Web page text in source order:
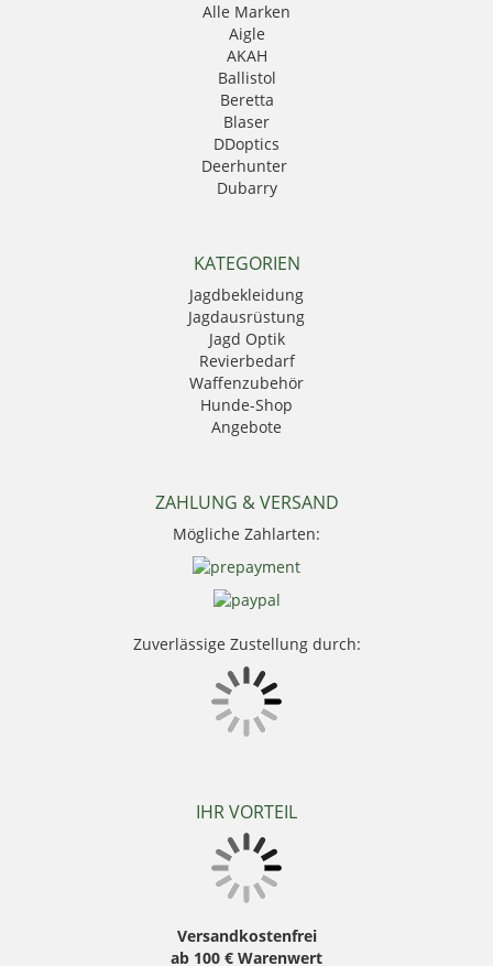
Alle Marken
Aigle
AKAH
Ballistol
Beretta
Blaser
DDoptics
Deerhunter
Dubarry
GPO
Härkila
HikMicro
Hubertus
Kahles
Krawattendackel
Leica
Mauser
Mjoelner Hunting
NRA Fud
Sauer
Seeland
Skogen
Stanley
Thermo Function
Weisskirchen Locker
Wildlutscher
KATEGORIEN
Jagdbekleidung
Jagdausrüstung
Jagd Optik
Revierbedarf
Waffenzubehör
Hunde-Shop
Angebote
ZAHLUNG & VERSAND
Mögliche Zahlarten:
Zuverlässige Zustellung durch:
IHR VORTEIL
Versandkostenfrei
ab 100 € Warenwert